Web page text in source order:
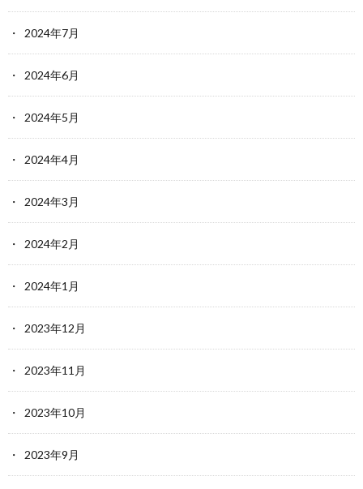
2024年7月
2024年6月
2024年5月
2024年4月
2024年3月
2024年2月
2024年1月
2023年12月
2023年11月
2023年10月
2023年9月